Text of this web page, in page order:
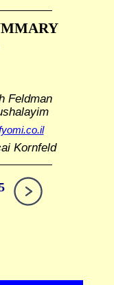
Feldman
Kornfeld